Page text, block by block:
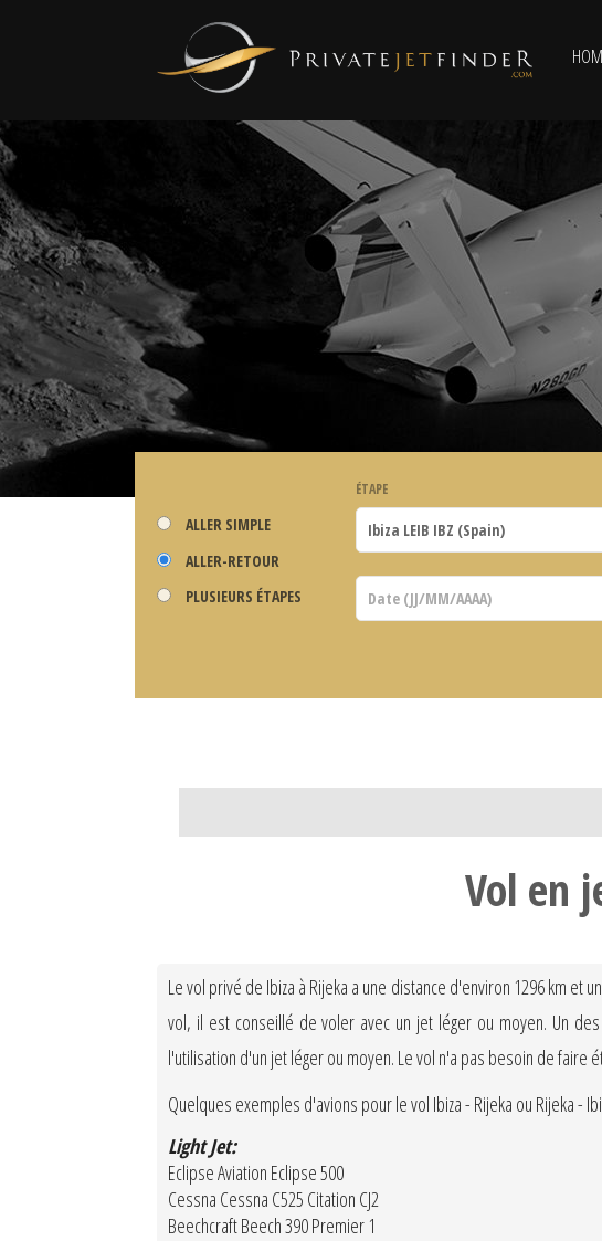
ALLER SIMPLE
ALLER-RETOUR
PLUSIEURS ÉTAPES
ÉTAPE
Vol en
Le vol privé de Ibiza à Rijeka a une distance d'environ 1296 km
vol, il est conseillé de voler avec un jet léger ou moyen. Un
l'utilisation d'un jet léger ou moyen. Le vol n'a pas besoin de faire
Quelques exemples d'avions pour le vol Ibiza - Rijeka ou Rijeka -
Light Jet:
Eclipse Aviation Eclipse 500
Cessna Cessna C525 Citation CJ2
Beechcraft Beech 390 Premier 1